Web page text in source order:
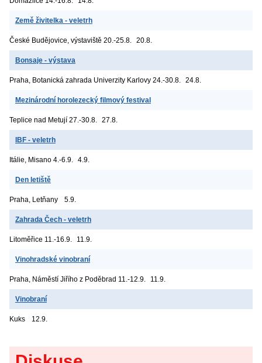
Země živitelka - veletrh
České Budějovice, výstaviště 20.-25.8. 20.8.
Bonsaje - výstava
Praha, Botanická zahrada Univerzity Karlovy 24.-30.8. 24.8.
Mezinárodní horolezecký filmový festival
Teplice nad Metují 27.-30.8. 27.8.
IBF - veletrh
Itálie, Misano 4.-6.9. 4.9.
Den letiště
Praha, Letňany 5.9.
Zahrada Čech - veletrh
Litoměřice 11.-16.9. 11.9.
Vinohradské vinobraní
Praha, Náměstí Jiřího z Poděbrad 11.-12.9. 11.9.
Vinobraní
Kuks 12.9.